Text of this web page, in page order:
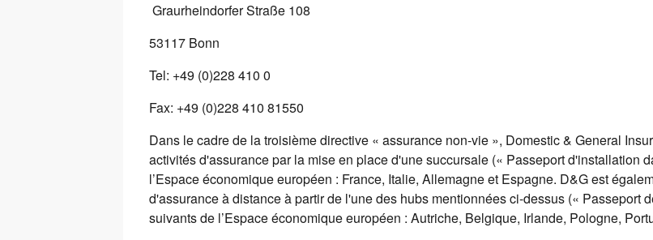
Graurheindorfer Straße 108
53117 Bonn
Tel: +49 (0)228 410 0
Fax: +49 (0)228 410 81550
Dans le cadre de la troisième directive « assurance non-vie », Domestic & General
activités d'assurance par la mise en place d'une succursale (« Passeport d'installation
l’Espace économique européen : France, Italie, Allemagne et Espagne. D&G est
d'assurance à distance à partir de l'une des hubs mentionnées ci-dessus (« Passeport
suivants de l’Espace économique européen : Autriche, Belgique, Irlande, Pologne,